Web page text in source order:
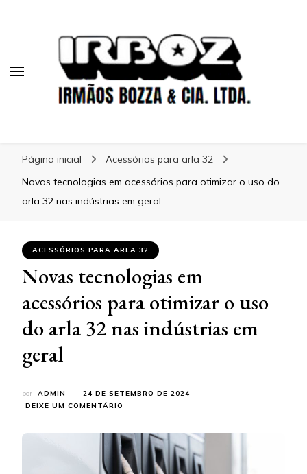
Página inicial
Acessórios para arla 32
Novas tecnologias em acessórios para otimizar o uso do
arla 32 nas indústrias em geral
ACESSÓRIOS PARA ARLA 32
Novas tecnologias em
acessórios para otimizar o uso
do arla 32 nas indústrias em
geral
por ADMIN
24 DE SETEMBRO DE 2024
DEIXE UM COMENTÁRIO
EM
ACESSÓRIOS
PARA